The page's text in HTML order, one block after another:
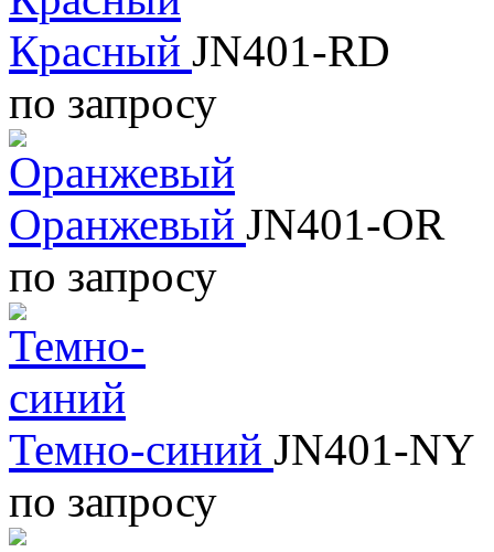
Красный JN401-RD
по запросу
Оранжевый JN401-OR
по запросу
Темно-синий JN401-NY
по запросу